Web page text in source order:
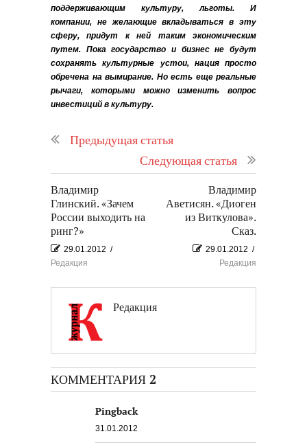
поддерживающим культуру, льготы. И
компании, не желающие вкладываться в эту
сферу, придут к ней таким экономическим
путем. Пока государство и бизнес не будут
сохранять культурные устои, нация просто
обречена на вымирание. Но есть еще реальные
рычаги, которыми можно изменить вопрос
инвестиций в культуру.
Предыдущая статья
Следующая статья
Владимир
Глинский. «Зачем
России выходить на
ринг?»
29.01.2012 /
Редакция
Владимир
Аветисян. «Диоген
из Виткулова».
Сказ.
29.01.2012 /
Редакция
Редакция
КОММЕНТАРИЯ 2
Pingback
31.01.2012